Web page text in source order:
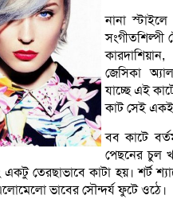
নানা
জেসিকা
যাচ্ছে এই
কাট সেই একই,
বব কাটে
পেছনের চুল
একটু তেরছাভাবে কাটা হয়। শর্ট
ভাবের সৌন্দর্য ফুটে ওঠে।